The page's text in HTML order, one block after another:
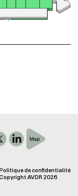
de confidentialité
AVDR 2026